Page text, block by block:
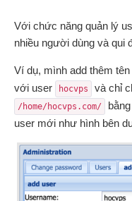
Với chức năng quản lý
nhiều người dùng và qui
Ví dụ, mình add thêm
với user
hocvps và chỉ
/home/hocvps.com/
user mới như hình bên